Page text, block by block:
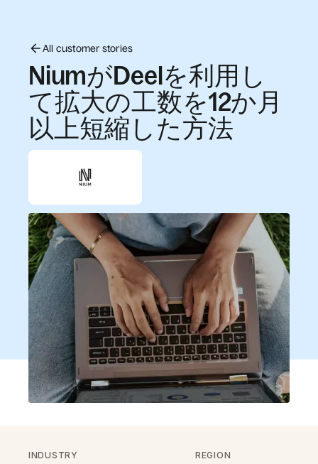
All customer stories
NiumがDeelを利用し
て拡大の工数を12か月
以上短縮した方法
INDUSTRY REGION